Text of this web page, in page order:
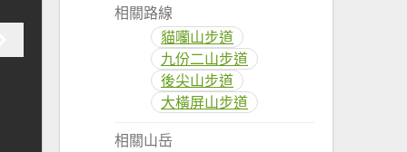
相關路線
貓囒山步道
九份二山步道
後尖山步道
大橫屏山步道
相關山岳